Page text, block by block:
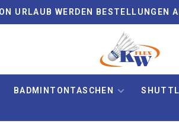
URLAUB WERDEN BESTELLUNGEN
BADMINTONTASCHEN